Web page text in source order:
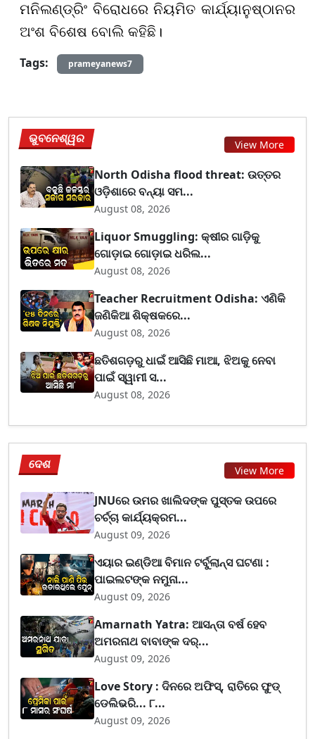
ମନିଲଣ୍ଡ୍ରିଂ ବିରୋଧରେ ନିୟମିତ କାର୍ଯ୍ୟାନୁଷ୍ଠାନର
ଅଂଶ ବିଶେଷ ବୋଲି କହିଛି।
Tags:
prameyanews7
ଭୁବନେଶ୍ୱର View More
North Odisha flood threat: ଉତ୍ତର
ଓଡ଼ିଶାରେ ବନ୍ୟା ସମ...
August 08, 2026
Liquor Smuggling: କ୍ଷୀର ଗାଡ଼ିକୁ
ଗୋଡ଼ାଇ ଗୋଡ଼ାଇ ଧରିଲ...
August 08, 2026
Teacher Recruitment Odisha: ଏଣିକି
ଜଣିକିଆ ଶିକ୍ଷକରେ...
August 08, 2026
ଛତିଶଗଡ଼ରୁ ଧାଇଁ ଆସିଛି ମାଆ, ଝିଅକୁ ନେବା
ପାଇଁ ସ୍ୱାମୀ ସ...
August 08, 2026
ଦେଶ View More
JNUରେ ଉମର ଖାଲିଦଙ୍କ ପୁସ୍ତକ ଉପରେ
ଚର୍ଚ୍ଚା କାର୍ଯ୍ୟକ୍ରମ...
August 09, 2026
ଏୟାର ଇଣ୍ଡିଆ ବିମାନ ଟର୍ବୁଲାନ୍ସ ଘଟଣା :
ପାଇଲଟଙ୍କ ନମୁନା...
August 09, 2026
Amarnath Yatra: ଆସନ୍ତା ବର୍ଷ ହେବ
ଅମରନାଥ ବାବାଙ୍କ ଦର୍...
August 09, 2026
Love Story : ଦିନରେ ଅଫିସ୍, ରାତିରେ ଫୁଡ୍
ଡେଲିଭରି... ୮...
August 09, 2026